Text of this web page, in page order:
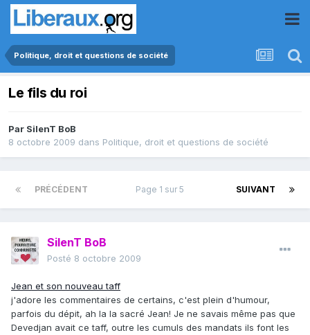
Politique, droit et questions de société
Le fils du roi
Par SilenT BoB
8 octobre 2009 dans Politique, droit et questions de société
PRÉCÉDENT SUIVANT
Page 1 sur 5
SilenT BoB
Posté 8 octobre 2009
Jean et son nouveau taff
j'adore les commentaires de certains, c'est plein d'humour,
parfois du dépit, ah la la sacré Jean! Je ne savais même pas que
Devedjan avait ce taff, outre les cumuls des mandats ils font les